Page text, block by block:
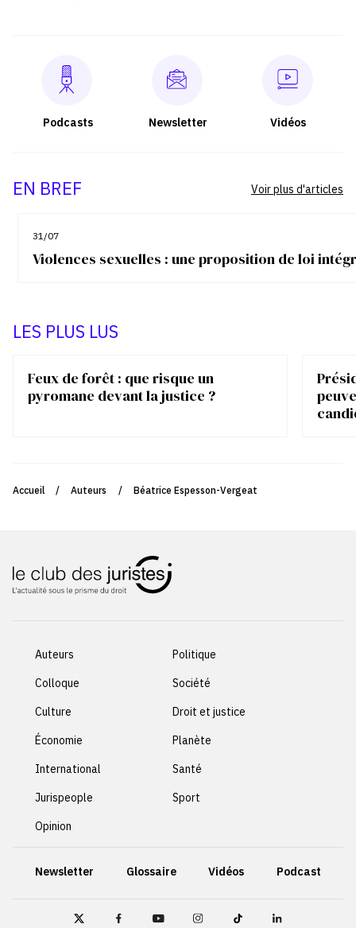
Podcasts Newsletter Vidéos
EN BREF
31/07
Violences sexuelles : une proposition de loi
Voir plus d'articles
LES PLUS LUS
Feux de forêt : que risque un
pyromane devant la justice ?
Accueil / Auteurs / Béatrice Espesson-Vergeat
Auteurs
Colloque
Culture
Économie
International
Jurispeople
Opinion
Politique
Société
Droit et justice
Planète
Santé
Sport
Newsletter Glossaire Vidéos Podcast